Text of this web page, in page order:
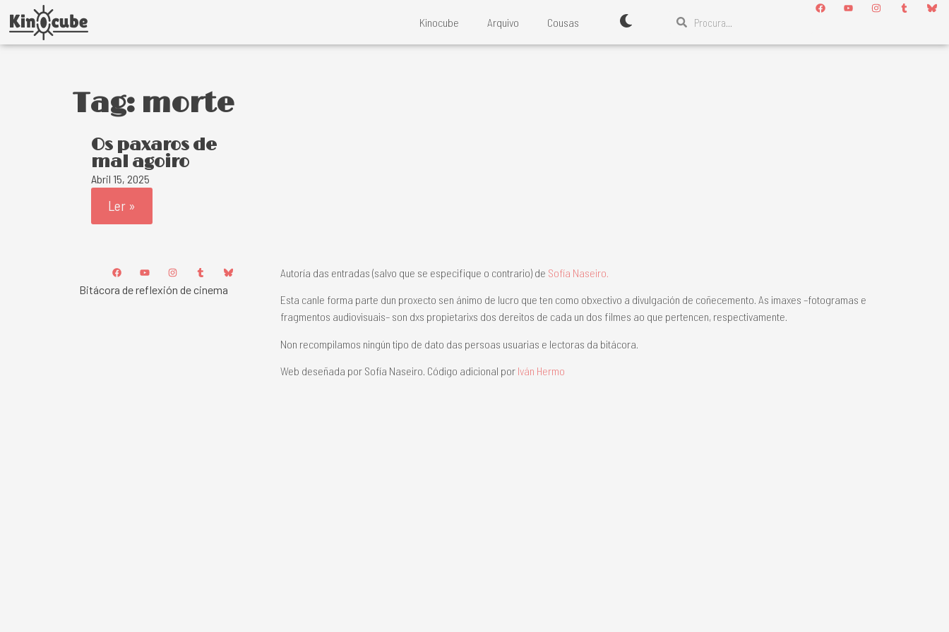
Kinocube Arquivo Cousas
Tag: morte
Os paxaros de
mal agoiro
Abril 15, 2025
Ler »
Bitácora de reflexión de cinema
Autoría das entradas (salvo que se especifique o contrario) de Sofía Naseiro.
Esta canle forma parte dun proxecto sen ánimo de lucro que ten como obxectivo a divulgación de coñecemento. As imaxes –fotogramas e
fragmentos audiovisuais– son dxs propietarixs dos dereitos de cada un dos filmes ao que pertencen, respectivamente.
Non recompilamos ningún tipo de dato das persoas usuarias e lectoras da bitácora.
Web deseñada por Sofía Naseiro. Código adicional por Iván Hermo